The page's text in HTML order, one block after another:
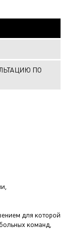
ПО
для которой
команд,